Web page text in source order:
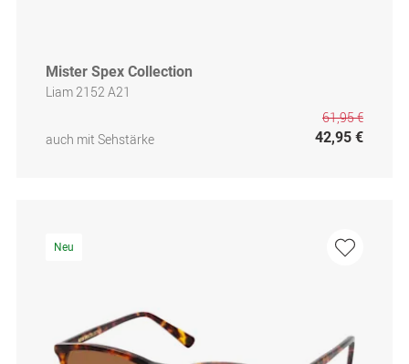
Mister Spex Collection
Liam 2152 A21
auch mit Sehstärke
61,95 €
42,95 €
Neu